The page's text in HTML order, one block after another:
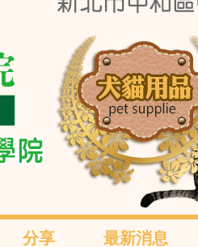
分享 最新消息